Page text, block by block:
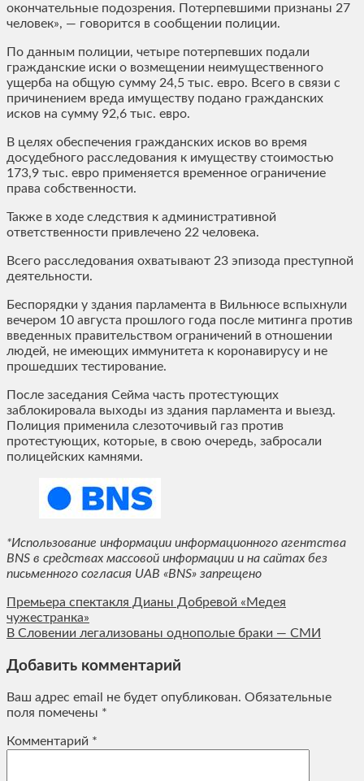
окончательные подозрения. Потерпевшими признаны 27
человек», — говорится в сообщении полиции.
По данным полиции, четыре потерпевших подали
гражданские иски о возмещении неимущественного
ущерба на общую сумму 24,5 тыс. евро. Всего в связи с
причинением вреда имуществу подано гражданских
исков на сумму 92,6 тыс. евро.
В целях обеспечения гражданских исков во время
досудебного расследования к имуществу стоимостью
173,9 тыс. евро применяется временное ограничение
права собственности.
Также в ходе следствия к административной
ответственности привлечено 22 человека.
Всего расследования охватывают 23 эпизода преступной
деятельности.
Беспорядки у здания парламента в Вильнюсе вспыхнули
вечером 10 августа прошлого года после митинга против
введенных правительством ограничений в отношении
людей, не имеющих иммунитета к коронавирусу и не
прошедших тестирование.
После заседания Сейма часть протестующих
заблокировала выходы из здания парламента и выезд.
Полиция применила слезоточивый газ против
протестующих, которые, в свою очередь, забросали
полицейских камнями.
*Использование информации информационного агентства
BNS в средствах массовой информации и на сайтах без
письменного согласия UAB «BNS» запрещено
Премьера спектакля Дианы Добревой «Медея
чужестранка»
В Словении легализованы однополые браки — СМИ
Добавить комментарий
Ваш адрес email не будет опубликован. Обязательные
поля помечены *
Комментарий *